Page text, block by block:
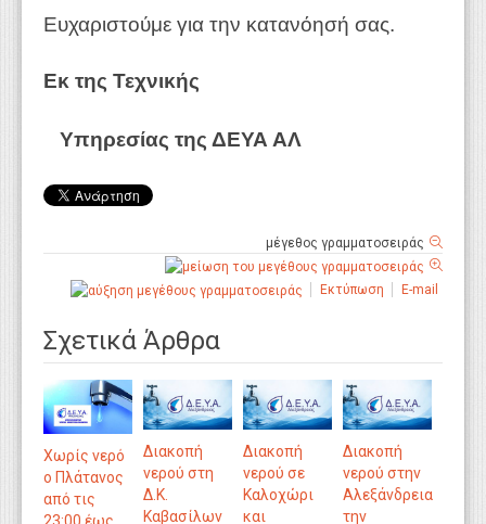
Ευχαριστούμε για την κατανόησή σας.
Εκ της Τεχνικής
Υπηρεσίας της ΔΕΥΑ ΑΛ
μέγεθος γραμματοσειράς
Εκτύπωση E-mail
Σχετικά Άρθρα
Χωρίς νερό
ο Πλάτανος
από τις
Διακοπή
νερού στη
Δ.Κ.
Καβασίλων
Διακοπή
νερού σε
Καλοχώρι
και
Διακοπή
νερού στην
Αλεξάνδρεια
την